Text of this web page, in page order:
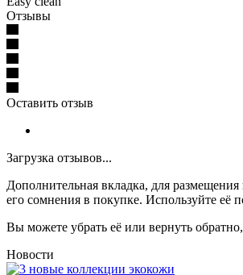
Отзывы
Оставить отзыв
Загрузка отзывов...
Дополнительная вкладка, для
его сомнения в покупке. Используйте её
Вы можете убрать её или вернуть
Новости